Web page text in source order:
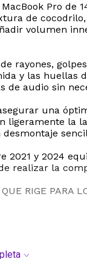
Pro de
de
volumen
y las huellas
de audio sin
una
ligeramente la
y 2024
realizar la
RIGE PARA